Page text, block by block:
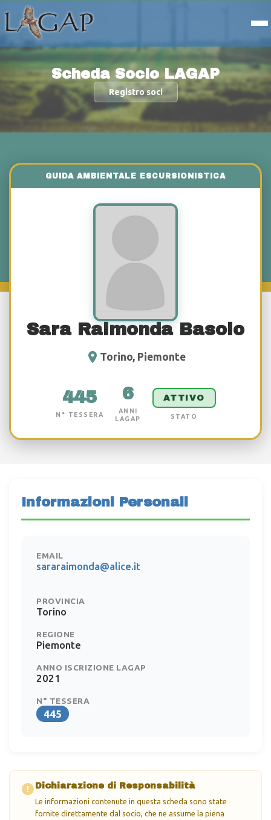
Scheda Socio LAGAP
Registro soci
Sara Raimonda Basolo
Torino, Piemonte
445
N° TESSERA
6
ANNI
LAGAP
ATTIVO
STATO
Informazioni Personali
EMAIL
sararaimonda@alice.it
PROVINCIA
Torino
REGIONE
Piemonte
ANNO ISCRIZIONE LAGAP
2021
N° TESSERA
445
Dichiarazione di Responsabilità
Le informazioni contenute in questa scheda sono state
fornite direttamente dal socio, che ne assume la piena